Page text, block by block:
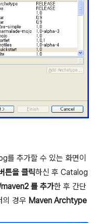
추가할 수 있는 화면이
튼을 클릭하신 후 Catalog
를 추가한 후 간단
경우 Maven Archtype